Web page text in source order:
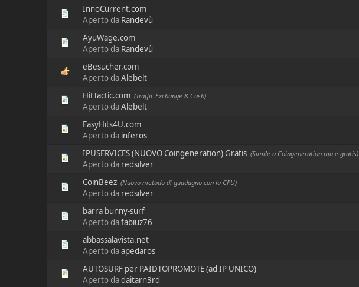
InnoCurrent.com
Aperto da Randevù
AyuWage.com
Aperto da Randevù
eBesucher.com
Aperto daAlebelt
HitTactic.com (Traffic Exchange & Cash)
Aperto daAlebelt
EasyHits4U.com
Aperto da inferos
IPUSERVICES (NUOVO Coingeneration) Gratis (Simile a Coingeneration ma è gratis)
Aperto da redsilver
CoinBeez (Nuovo metodo di guadagno con la CPU)
Aperto da redsilver
barra bunny-surf
Aperto dafabiuz76
abbassalavista.net
Aperto daapedaros
AUTOSURF per PAIDTOPROMOTE (ad IP UNICO)
Aperto dadaitarn3rd